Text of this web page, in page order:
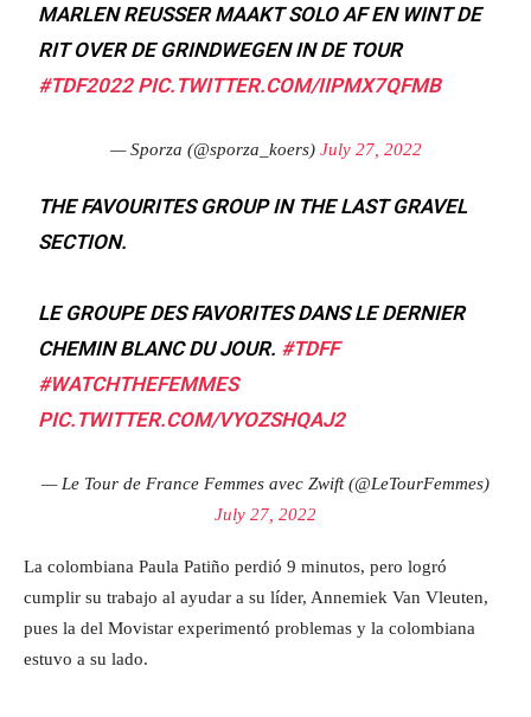
MARLEN REUSSER MAAKT SOLO AF EN WINT DE
RIT OVER DE GRINDWEGEN IN DE TOUR
#TDF2022 PIC.TWITTER.COM/IIPMX7QFMB
— Sporza (@sporza_koers) July 27, 2022
THE FAVOURITES GROUP IN THE LAST GRAVEL
SECTION.
LE GROUPE DES FAVORITES DANS LE DERNIER
CHEMIN BLANC DU JOUR. #TDFF
#WATCHTHEFEMMES
PIC.TWITTER.COM/VYOZSHQAJ2
— Le Tour de France Femmes avec Zwift (@LeTourFemmes)
July 27, 2022
La colombiana Paula Patiño perdió 9 minutos, pero logró
cumplir su trabajo al ayudar a su líder, Annemiek Van Vleuten,
pues la del Movistar experimentó problemas y la colombiana
estuvo a su lado.